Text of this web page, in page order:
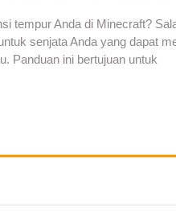
tempur Anda di Minecraft?
senjata Anda yang dapat
Panduan ini bertujuan untuk